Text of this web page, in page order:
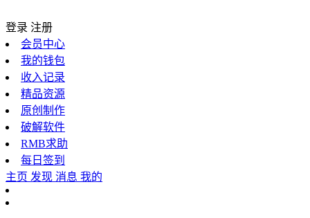
登录 注册
会员中心
我的钱包
收入记录
精品资源
原创制作
破解软件
RMB求助
每日签到
主页 发现 消息 我的